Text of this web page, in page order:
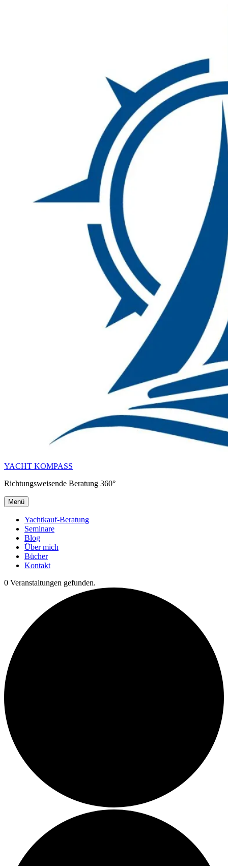
YACHT KOMPASS
Richtungsweisende Beratung 360°
Menü
Yachtkauf-Beratung
Seminare
Blog
Über mich
Bücher
Kontakt
0 Veranstaltungen gefunden.